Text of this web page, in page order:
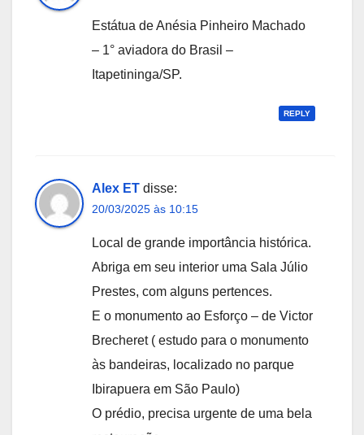
Estátua de Anésia Pinheiro Machado
– 1° aviadora do Brasil –
Itapetininga/SP.
REPLY
Alex ET disse:
20/03/2025 às 10:15
Local de grande importância histórica.
Abriga em seu interior uma Sala Júlio
Prestes, com alguns pertences.
E o monumento ao Esforço – de Victor
Brecheret ( estudo para o monumento
às bandeiras, localizado no parque
Ibirapuera em São Paulo)
O prédio, precisa urgente de uma bela